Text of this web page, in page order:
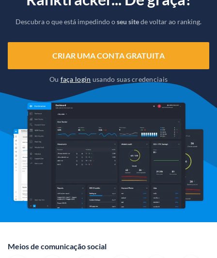
Descubra o que está impedindo oseu sitede voltar ao ranking.
CRIAR UMA CONTA GRATUITA
Ou faça login usando suas credenciais
Meios de comunicação social